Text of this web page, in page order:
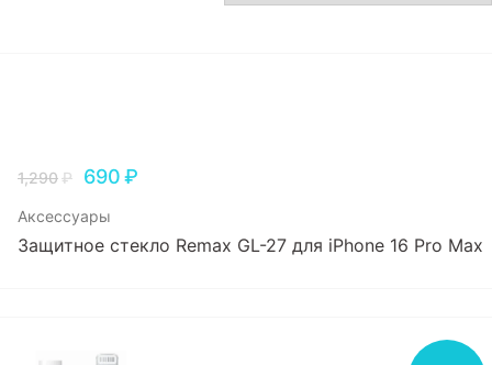
1,290₽ 690₽
Аксессуары
Защитное стекло Remax GL-27 для iPhone 16 Pro Max